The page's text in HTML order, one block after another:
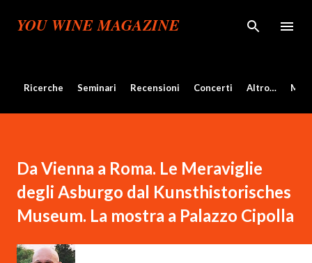
Passa ai contenuti principali
YOU WINE MAGAZINE
Ricerche Seminari Recensioni Concerti Altro…
Da Vienna a Roma. Le Meraviglie
degli Asburgo dal Kunsthistorisches
Museum. La mostra a Palazzo Cipolla